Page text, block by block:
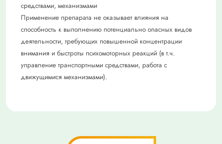
средствами, механизмами
Применение препарата не оказывает влияния на
способность к выполнению потенциально опасных видов
деятельности, требующих повышенной концентрации
внимания и быстроты психомоторных реакций (в т.ч.
управление транспортными средствами, работа с
движущимися механизмами).